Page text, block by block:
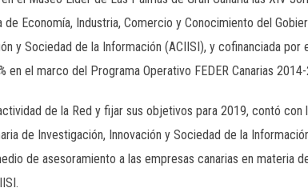
Economía, Industria, Comercio y Conocimiento del
y Sociedad de la Información (ACIISI), y cofinanciada por
en el marco del Programa Operativo FEDER Canarias
de la Red y fijar sus objetivos para 2019, contó
de Investigación, Innovación y Sociedad de la
de asesoramiento a las empresas canarias en materia